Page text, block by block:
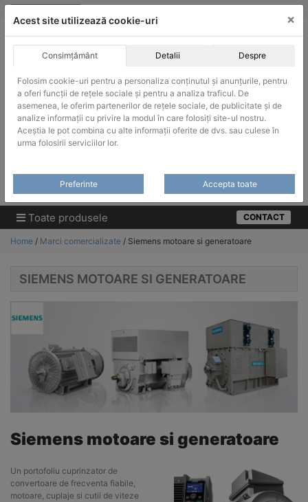
Skip
ACHIZITII PUBLICE
Produsele pot fi achizitionate si in sistemul SEAP / SICAP
Products
Toate produsele CONTACT
Home / Marci comercializate / Siemens motoare si generatoare
SIEMENS MOTOARE SI GENERATOARE
Siemens motoare si generatoare
Un portofoliu cuprinzator de
convertoare de frecventa fiabile,
motoare, cuplaje si cutii de viteze
Acest site utilizează cookie-uri ×
Consimțământ Detalii Despre
Folosim cookie-uri pentru a personaliza conținutul și anunțurile, pentru
a oferi funcții de rețele sociale și pentru a analiza traficul. De
asemenea, le oferim partenerilor de rețele sociale, de publicitate și de
analize informații cu privire la modul în care folosiți site-ul nostru.
Aceștia le pot combina cu alte informații oferite de dvs. sau culese în
urma folosirii serviciilor lor.
Preferinte Accepta toate